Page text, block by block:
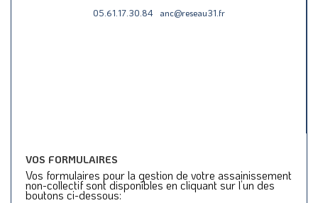
05.61.17.30.84 anc@reseau31.fr
VOS FORMULAIRES
Vos formulaires pour la gestion de votre assainissement
non-collectif sont disponibles en cliquant sur l’un des
boutons ci-dessous: